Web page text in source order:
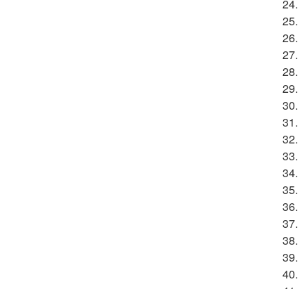
24.
25.
26.
27.
28.
29.
30.
31.
32.
33.
34.
35.
36.
37.
38.
39.
40.